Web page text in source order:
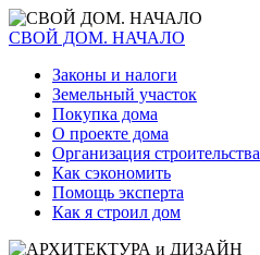
СВОЙ ДОМ. НАЧАЛО
Законы и налоги
Земельный участок
Покупка дома
О проекте дома
Организация строительства
Как сэкономить
Помощь эксперта
Как я строил дом